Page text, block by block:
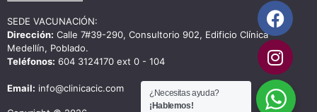
SEDE VACUNACIÓN:
Dirección: Calle 7#39-290, Consultorio 902, Edificio Clínica
Medellín, Poblado.
Teléfonos: 604 3124170 ext 0 - 104
Email: info@clinicacic.com
¿Necesitas ayuda?
¡Hablemos!